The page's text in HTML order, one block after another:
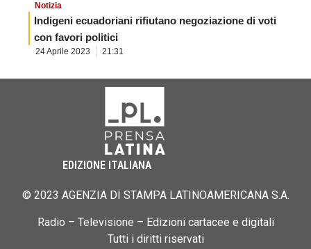
Notizia
Indigeni ecuadoriani rifiutano negoziazione di voti
con favori politici
24 Aprile 2023 21:31
EDIZIONE ITALIANA
© 2023 AGENZIA DI STAMPA LATINOAMERICANA S.A.
Radio – Televisione – Edizioni cartacee e digitali
Tutti i diritti riservati